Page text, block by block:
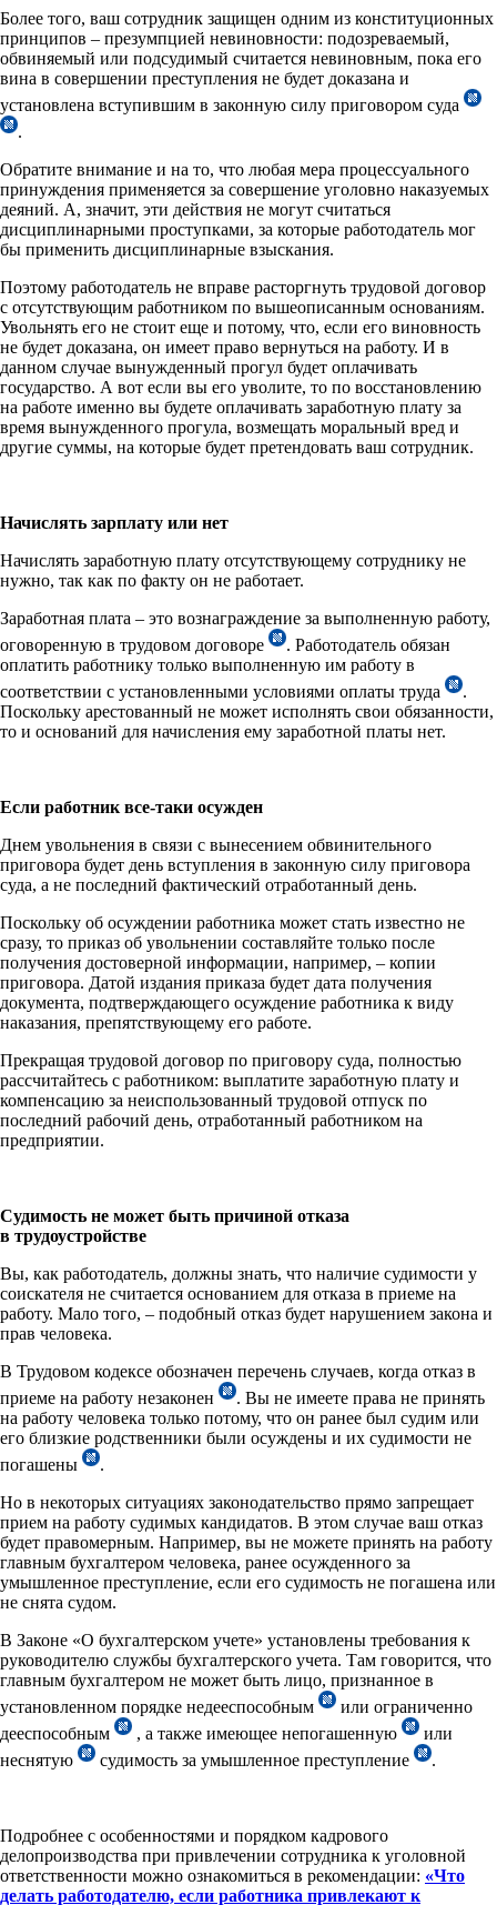
Более того, ваш сотрудник защищен одним из конституционных
принципов – презумпцией невиновности: подозреваемый,
обвиняемый или подсудимый считается невиновным, пока его
вина в совершении преступления не будет доказана и
установлена вступившим в законную силу приговором суда
.
Обратите внимание и на то, что любая мера процессуального
принуждения применяется за совершение уголовно наказуемых
деяний. А, значит, эти действия не могут считаться
дисциплинарными проступками, за которые работодатель мог
бы применить дисциплинарные взыскания.
Поэтому работодатель не вправе расторгнуть трудовой договор
с отсутствующим работником по вышеописанным основаниям.
Увольнять его не стоит еще и потому, что, если его виновность
не будет доказана, он имеет право вернуться на работу. И в
данном случае вынужденный прогул будет оплачивать
государство. А вот если вы его уволите, то по восстановлению
на работе именно вы будете оплачивать заработную плату за
время вынужденного прогула, возмещать моральный вред и
другие суммы, на которые будет претендовать ваш сотрудник.
Начислять зарплату или нет
Начислять заработную плату отсутствующему сотруднику не
нужно, так как по факту он не работает.
Заработная плата – это вознаграждение за выполненную работу,
оговоренную в трудовом договоре
. Работодатель обязан
оплатить работнику только выполненную им работу в
соответствии с установленными условиями оплаты труда
.
Поскольку арестованный не может исполнять свои обязанности,
то и оснований для начисления ему заработной платы нет.
Если работник все-таки осужден
Днем увольнения в связи с вынесением обвинительного
приговора будет день вступления в законную силу приговора
суда, а не последний фактический отработанный день.
Поскольку об осуждении работника может стать известно не
сразу, то приказ об увольнении составляйте только после
получения достоверной информации, например, – копии
приговора. Датой издания приказа будет дата получения
документа, подтверждающего осуждение работника к виду
наказания, препятствующему его работе.
Прекращая трудовой договор по приговору суда, полностью
рассчитайтесь с работником: выплатите заработную плату и
компенсацию за неиспользованный трудовой отпуск по
последний рабочий день, отработанный работником на
предприятии.
Судимость не может быть причиной отказа
в трудоустройстве
Вы, как работодатель, должны знать, что наличие судимости у
соискателя не считается основанием для отказа в приеме на
работу. Мало того, – подобный отказ будет нарушением закона и
прав человека.
В Трудовом кодексе обозначен перечень случаев, когда отказ в
приеме на работу незаконен
. Вы не имеете права не принять
на работу человека только потому, что он ранее был судим или
его близкие родственники были осуждены и их судимости не
погашены
.
Но в некоторых ситуациях законодательство прямо запрещает
прием на работу судимых кандидатов. В этом случае ваш отказ
будет правомерным. Например, вы не можете принять на работу
главным бухгалтером человека, ранее осужденного за
умышленное преступление, если его судимость не погашена или
не снята судом.
В Законе «О бухгалтерском учете» установлены требования к
руководителю службы бухгалтерского учета. Там говорится, что
главным бухгалтером не может быть лицо, признанное в
установленном порядке недееспособным
или ограниченно
дееспособным
, а также имеющее непогашенную
или
неснятую
судимость за умышленное преступление .
Подробнее с особенностями и порядком кадрового
делопроизводства при привлечении сотрудника к уголовной
ответственности можно ознакомиться в рекомендации: «Что
делать работодателю, если работника привлекают к